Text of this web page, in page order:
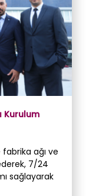
Kurulum
ağı ve
7/24
sağlayarak